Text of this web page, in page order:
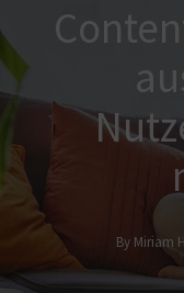
By Miriam